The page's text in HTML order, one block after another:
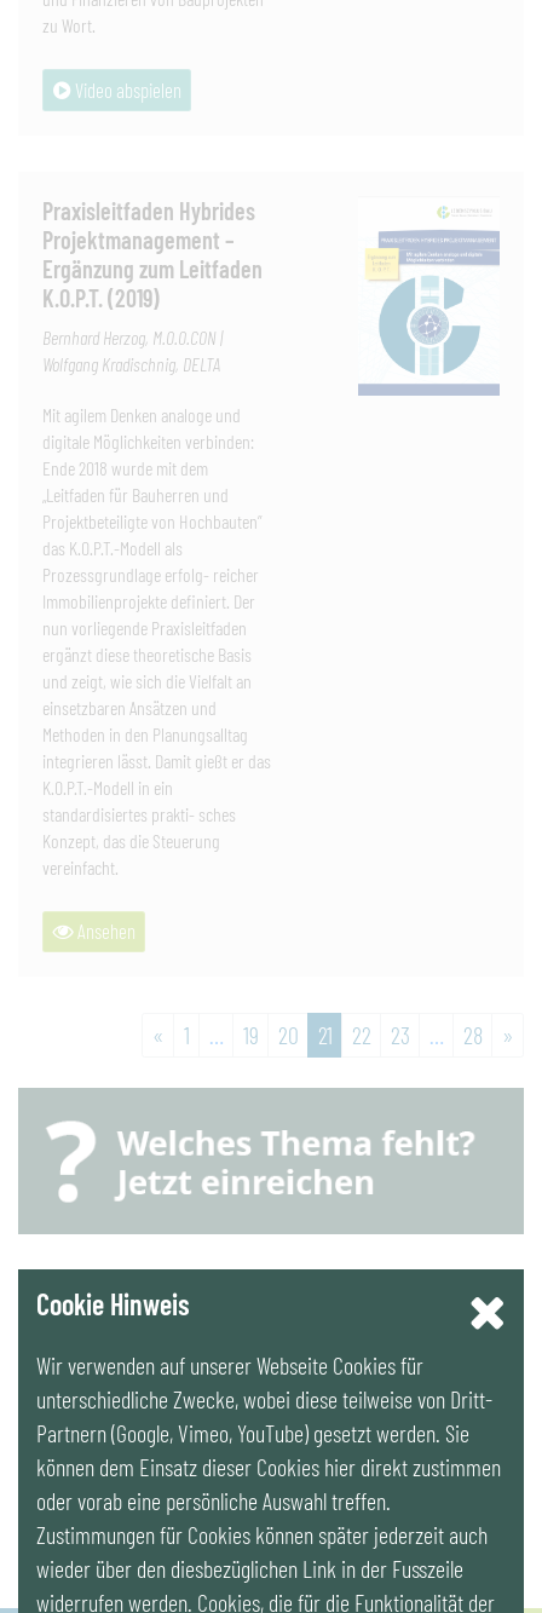
zu Wort.
Video abspielen
Praxisleitfaden Hybrides
Projektmanagement –
Ergänzung zum Leitfaden
K.O.P.T. (2019)
Bernhard Herzog, M.O.O.CON |
Wolfgang Kradischnig, DELTA
Mit agilem Denken analoge und
digitale Möglichkeiten verbinden:
Ende 2018 wurde mit dem
„Leitfaden für Bauherren und
Projektbeteiligte von Hochbauten”
das K.O.P.T.-Modell als
Prozessgrundlage erfolg- reicher
Immobilienprojekte definiert. Der
nun vorliegende Praxisleitfaden
ergänzt diese theoretische Basis
und zeigt, wie sich die Vielfalt an
einsetzbaren Ansätzen und
Methoden in den Planungsalltag
integrieren lässt. Damit gießt er das
K.O.P.T.-Modell in ein
standardisiertes prakti- sches
Konzept, das die Steuerung
vereinfacht.
Ansehen
« weiter
1 … 19 20 21 22 23 … 28 »
YouTube
LinkedIn
Newsletter
Cookie Hinweis
Wir verwenden auf unserer Webseite Cookies für
unterschiedliche Zwecke, wobei diese teilweise von Dritt-
Partnern (Google, Vimeo, YouTube) gesetzt werden. Sie
können dem Einsatz dieser Cookies hier direkt zustimmen
oder vorab eine persönliche Auswahl treffen.
Zustimmungen für Cookies können später jederzeit auch
wieder über den diesbezüglichen Link in der Fusszeile
widerrufen werden. Cookies, die für die Funktionalität der